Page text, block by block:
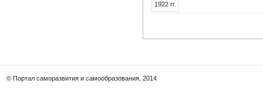
© Портал саморазвития и самообразования, 2014